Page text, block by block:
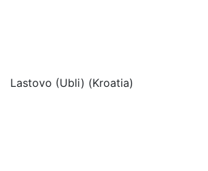
Lastovo (Ubli) (Kroatia)